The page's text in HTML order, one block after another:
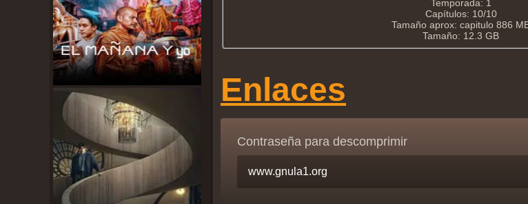
Temporada: 1
Capítulos: 10/10
Tamaño aprox: capitulo 886
Tamaño: 12.3 GB
Enlaces
Contraseña para descomprimir